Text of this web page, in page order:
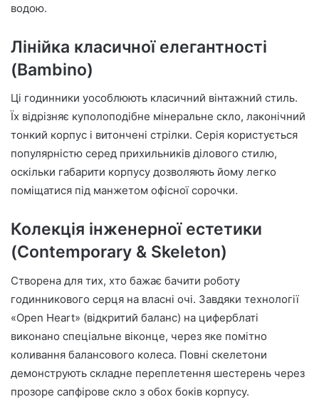
водою.
Лінійка класичної елегантності
(Bambino)
Ці годинники уособлюють класичний вінтажний стиль.
Їх відрізняє куполоподібне мінеральне скло, лаконічний
тонкий корпус і витончені стрілки. Серія користується
популярністю серед прихильників ділового стилю,
оскільки габарити корпусу дозволяють йому легко
поміщатися під манжетом офісної сорочки.
Колекція інженерної естетики
(Contemporary & Skeleton)
Створена для тих, хто бажає бачити роботу
годинникового серця на власні очі. Завдяки технології
«Open Heart» (відкритий баланс) на циферблаті
виконано спеціальне віконце, через яке помітно
коливання балансового колеса. Повні скелетони
демонструють складне переплетення шестерень через
прозоре сапфірове скло з обох боків корпусу.